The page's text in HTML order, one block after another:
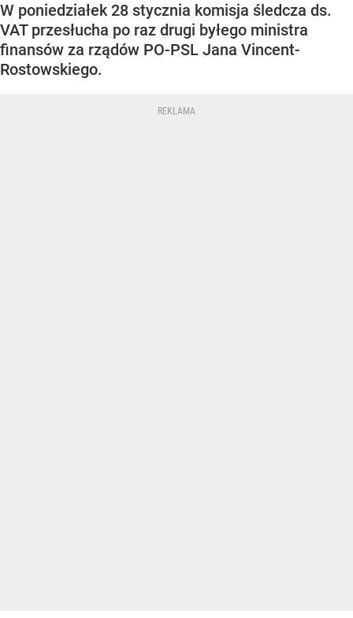
W poniedziałek 28 stycznia komisja śledcza ds.
VAT przesłucha po raz drugi byłego ministra
finansów za rządów PO-PSL Jana Vincent-
Rostowskiego.